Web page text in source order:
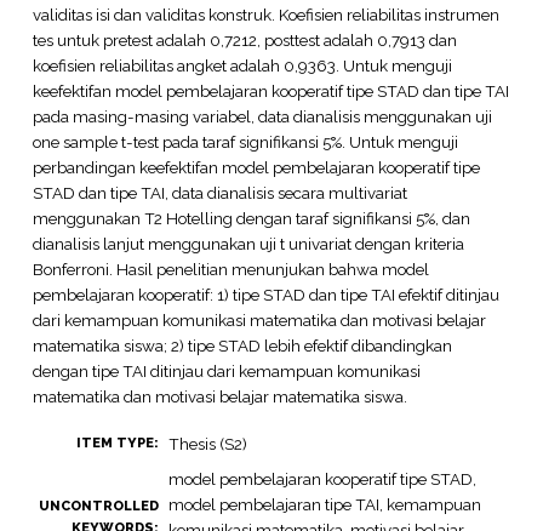
validitas isi dan validitas konstruk. Koefisien reliabilitas instrumen
tes untuk pretest adalah 0,7212, posttest adalah 0,7913 dan
koefisien reliabilitas angket adalah 0,9363. Untuk menguji
keefektifan model pembelajaran kooperatif tipe STAD dan tipe TAI
pada masing-masing variabel, data dianalisis menggunakan uji
one sample t-test pada taraf signifikansi 5%. Untuk menguji
perbandingan keefektifan model pembelajaran kooperatif tipe
STAD dan tipe TAI, data dianalisis secara multivariat
menggunakan T2 Hotelling dengan taraf signifikansi 5%, dan
dianalisis lanjut menggunakan uji t univariat dengan kriteria
Bonferroni. Hasil penelitian menunjukan bahwa model
pembelajaran kooperatif: 1) tipe STAD dan tipe TAI efektif ditinjau
dari kemampuan komunikasi matematika dan motivasi belajar
matematika siswa; 2) tipe STAD lebih efektif dibandingkan
dengan tipe TAI ditinjau dari kemampuan komunikasi
matematika dan motivasi belajar matematika siswa.
ITEM TYPE: Thesis (S2)
UNCONTROLLED
model pembelajaran kooperatif tipe STAD,
model pembelajaran tipe TAI, kemampuan